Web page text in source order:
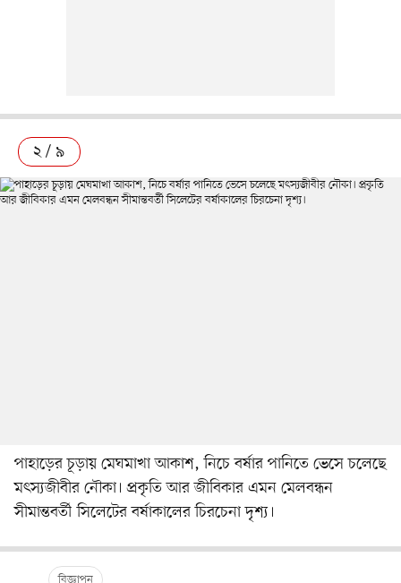
২ / ৯
পাহাড়ের চূড়ায় মেঘমাখা আকাশ, নিচে বর্ষার পানিতে ভেসে চলেছে
মৎস্যজীবীর নৌকা। প্রকৃতি আর জীবিকার এমন মেলবন্ধন
সীমান্তবর্তী সিলেটের বর্ষাকালের চিরচেনা দৃশ্য।